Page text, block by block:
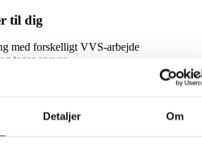
Detaljer Om
til dig
med forskelligt VVS-arbejde
tager ansvar
fat og få noget fra hånden
og et godt humør
dig